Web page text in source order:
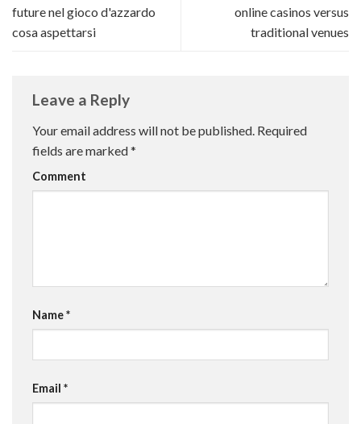
future nel gioco d'azzardo
cosa aspettarsi
online casinos versus
traditional venues
Leave a Reply
Your email address will not be published. Required
fields are marked*
Comment
Name*
Email *